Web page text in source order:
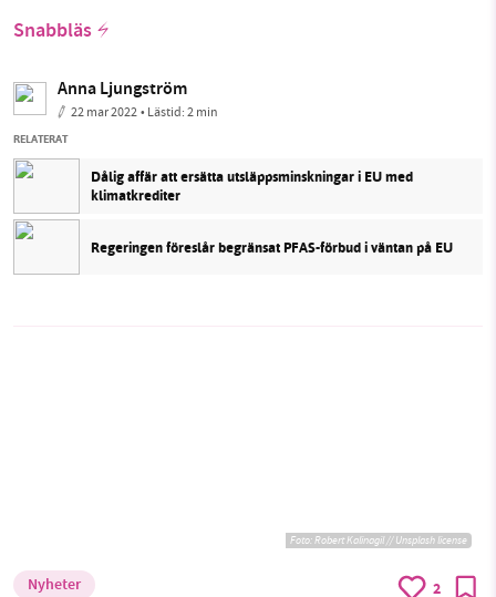
Snabbläs
Anna Ljungström
22 mar 2022• Lästid:2 min
RELATERAT
Dålig affär att ersätta utsläppsminskningar i EU med
klimatkrediter
Regeringen föreslår begränsat PFAS-förbud i väntan på EU
Foto:Robert Kalinagil // Unsplash license
Nyheter 2